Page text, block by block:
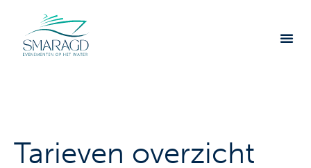
Tarieven overzicht